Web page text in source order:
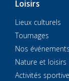
Loisirs
Lieux culturels
Tournages
Nos événements
Nature et loisirs
Activités